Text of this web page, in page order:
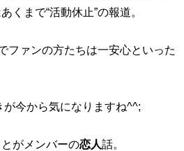
くまで“活動休止”の報道。
ファンの方たちは一安心といった
今から気になりますね^^;
がメンバーの恋人話。